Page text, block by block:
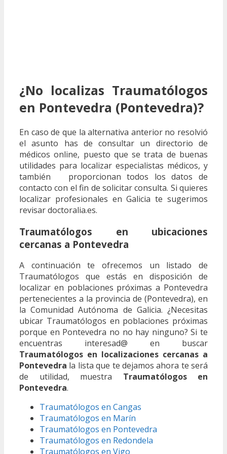
¿No localizas Traumatólogos
en Pontevedra (Pontevedra)?
En caso de que la alternativa anterior no resolvió
el asunto has de consultar un directorio de
médicos online, puesto que se trata de buenas
utilidades para localizar especialistas médicos, y
también proporcionan todos los datos de
contacto con el fin de solicitar consulta. Si quieres
localizar profesionales en Galicia te sugerimos
revisar doctoralia.es.
Traumatólogos en ubicaciones
cercanas a Pontevedra
A continuación te ofrecemos un listado de
Traumatólogos que estás en disposición de
localizar en poblaciones próximas a Pontevedra
pertenecientes a la provincia de (Pontevedra), en
la Comunidad Autónoma de Galicia. ¿Necesitas
ubicar Traumatólogos en poblaciones próximas
porque en Pontevedra no no hay ninguno? Si te
encuentras interesad@ en buscar
Traumatólogos en localizaciones cercanas a
Pontevedra la lista que te dejamos ahora te será
de utilidad, muestra Traumatólogos en
Pontevedra.
Traumatólogos en Cangas
Traumatólogos en Marín
Traumatólogos en Pontevedra
Traumatólogos en Redondela
Traumatólogos en Vigo